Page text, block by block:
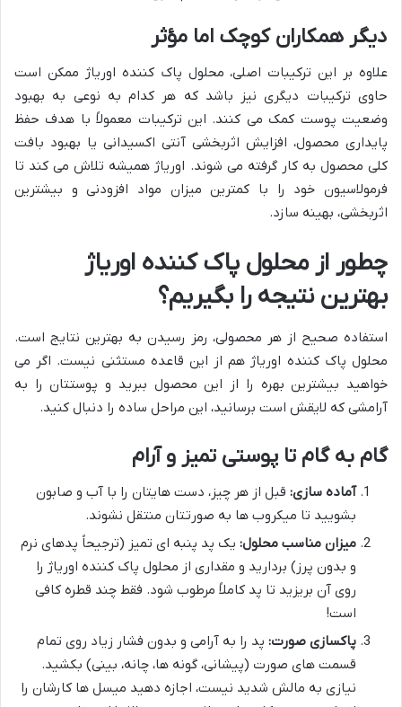
دیگر همکاران کوچک اما مؤثر
علاوه بر این ترکیبات اصلی، محلول پاک کننده اوریاژ ممکن است
حاوی ترکیبات دیگری نیز باشد که هر کدام به نوعی به بهبود
وضعیت پوست کمک می کنند. این ترکیبات معمولاً با هدف حفظ
پایداری محصول، افزایش اثربخشی آنتی اکسیدانی یا بهبود بافت
کلی محصول به کار گرفته می شوند. اوریاژ همیشه تلاش می کند تا
فرمولاسیون خود را با کمترین میزان مواد افزودنی و بیشترین
اثربخشی، بهینه سازد.
چطور از محلول پاک کننده اوریاژ
بهترین نتیجه را بگیریم؟
استفاده صحیح از هر محصولی، رمز رسیدن به بهترین نتایج است.
محلول پاک کننده اوریاژ هم از این قاعده مستثنی نیست. اگر می
خواهید بیشترین بهره را از این محصول ببرید و پوستتان را به
آرامشی که لایقش است برسانید، این مراحل ساده را دنبال کنید.
گام به گام تا پوستی تمیز و آرام
آماده سازی: قبل از هر چیز، دست هایتان را با آب و صابون
بشویید تا میکروب ها به صورتتان منتقل نشوند.
میزان مناسب محلول: یک پد پنبه ای تمیز (ترجیحاً پدهای نرم
و بدون پرز) بردارید و مقداری از محلول پاک کننده اوریاژ را
روی آن بریزید تا پد کاملاً مرطوب شود. فقط چند قطره کافی
است!
پاکسازی صورت: پد را به آرامی و بدون فشار زیاد روی تمام
قسمت های صورت (پیشانی، گونه ها، چانه، بینی) بکشید.
نیازی به مالش شدید نیست، اجازه دهید میسل ها کارشان را